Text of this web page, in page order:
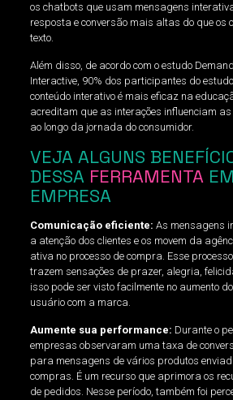
os chatbots que usam mensagens
resposta e conversão mais altas do que os
texto.
Além disso, de acordo com o estudo
Interactive, 90% dos participantes do
conteúdo interativo é mais eficaz na
acreditam que as interações influenciam
ao longo da jornada do consumidor.
VEJA ALGUNS
DESSA FERRAMENTA
EMPRESA
Comunicação eficiente: As mensagens
a atenção dos clientes e os movem da
ativa no processo de compra. Esse
trazem sensações de prazer, alegria,
isso pode ser visto facilmente no aumento
usuário com a marca.
Aumente sua performance: Durante o
empresas observaram uma taxa de
para mensagens de vários produtos
compras. É um recurso que aprimora os
de pedidos. Nesse período, também foi